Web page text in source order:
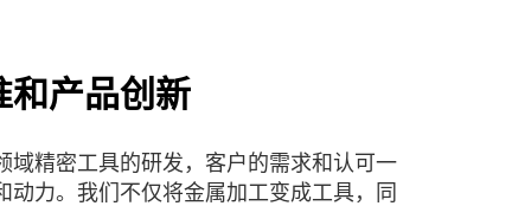
和产品创新
域精密工具的研发，客户的需求和认可一
动力。我们不仅将金属加工变成工具，同